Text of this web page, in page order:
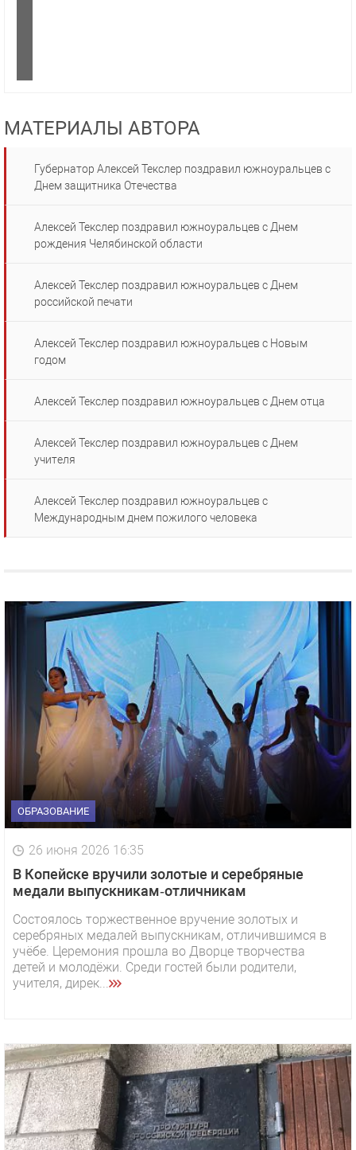
МАТЕРИАЛЫ АВТОРА
Губернатор Алексей Текслер поздравил южноуральцев с
Днем защитника Отечества
Алексей Текслер поздравил южноуральцев с Днем
рождения Челябинской области
Алексей Текслер поздравил южноуральцев с Днем
российской печати
Алексей Текслер поздравил южноуральцев с Новым
годом
Алексей Текслер поздравил южноуральцев с Днем отца
Алексей Текслер поздравил южноуральцев с Днем
учителя
Алексей Текслер поздравил южноуральцев с
Международным днем пожилого человека
ОБРАЗОВАНИЕ
26 июня 2026 16:35
В Копейске вручили золотые и серебряные
медали выпускникам‑отличникам
Состоялось торжественное вручение золотых и
серебряных медалей выпускникам, отличившимся в
учёбе. Церемония прошла во Дворце творчества
детей и молодёжи. Среди гостей были родители,
учителя, дирек...